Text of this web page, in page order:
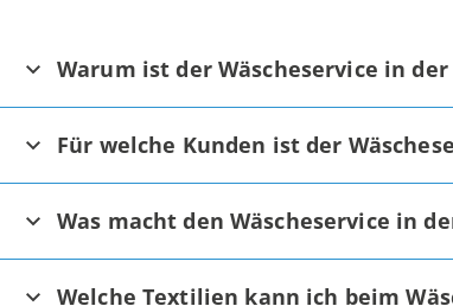
Warum ist der Wäscheservice in
Für welche Kunden ist der
Was macht den Wäscheservice in
Welche Textilien kann ich beim